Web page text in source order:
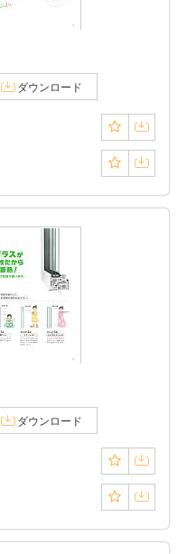
ダウンロード
ダウンロード